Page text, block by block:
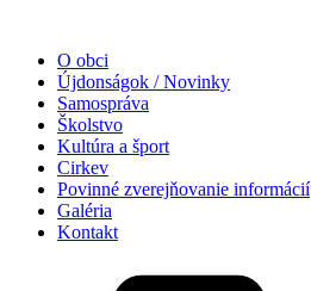
O obci
Újdonságok / Novinky
Samospráva
Školstvo
Kultúra a šport
Cirkev
Povinné zverejňovanie informácií
Galéria
Kontakt